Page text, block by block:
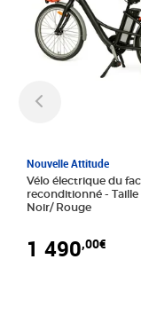
Nouvelle Attitude
Vélo électrique du
reconditionné - Taille normale -
Noir/ Rouge
1 490,00€